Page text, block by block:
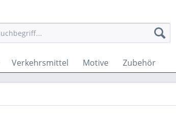
Verkehrsmittel Motive Zubehör